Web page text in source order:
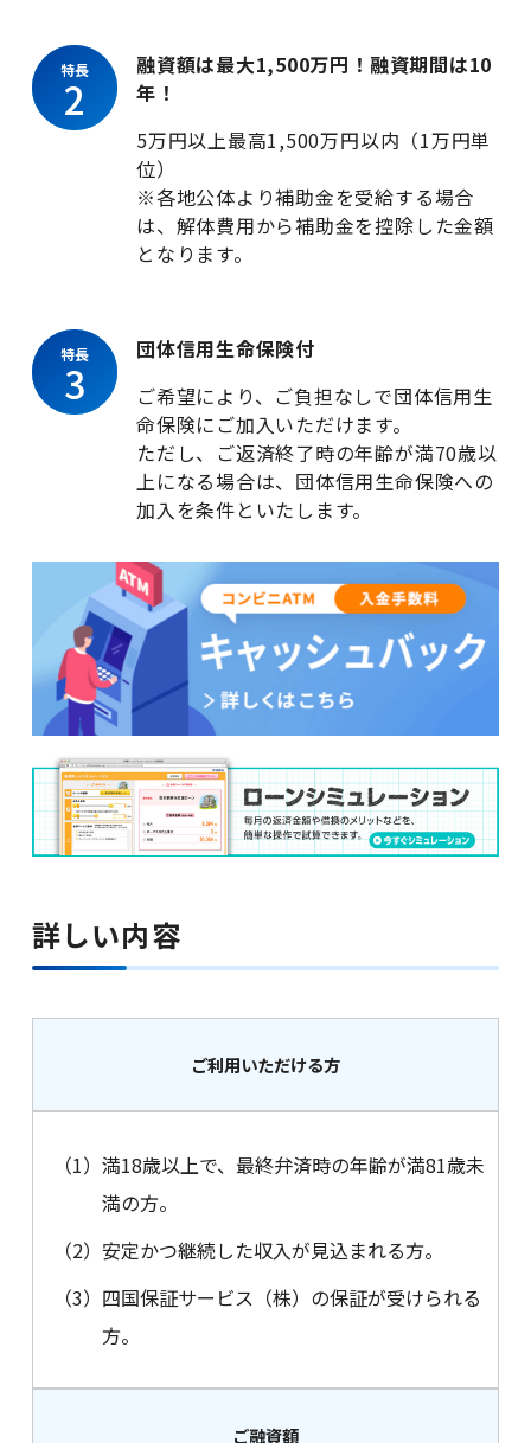
ローン
金融商品仲介(投資信託等)
クレジットカード
サービス一覧
法人のお客さま
企業・IR情報
採用情報
特長
2
融資額は最大1,500万円！融資期間は10
年！
5万円以上最高1,500万円以内（1万円単
位）
※各地公体より補助金を受給する場合
は、解体費用から補助金を控除した金額
となります。
特長
3
団体信用生命保険付
ご希望により、ご負担なしで団体信用生
命保険にご加入いただけます。
ただし、ご返済終了時の年齢が満70歳以
上になる場合は、団体信用生命保険への
加入を条件といたします。
詳しい内容
ご利用いただける方
（1） 満18歳以上で、最終弁済時の年齢が満81歳未
満の方。
（2） 安定かつ継続した収入が見込まれる方。
（3） 四国保証サービス（株）の保証が受けられる
方。
ご融資額